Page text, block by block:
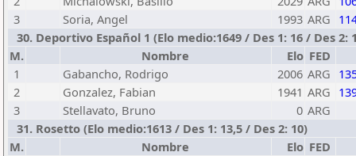
3
Soria, Angel 1993 ARG
30. Deportivo Español 1 (Elo medio:1649 / Des 1: 16 / Des 2:
M.
Nombre Elo FED
1
Gabancho, Rodrigo 2006 ARG
2
Gonzalez, Fabian 1941 ARG
3
Stellavato, Bruno 0 ARG
31. Rosetto (Elo medio:1613 / Des 1: 13,5 / Des 2: 10)
M.
Nombre Elo FED